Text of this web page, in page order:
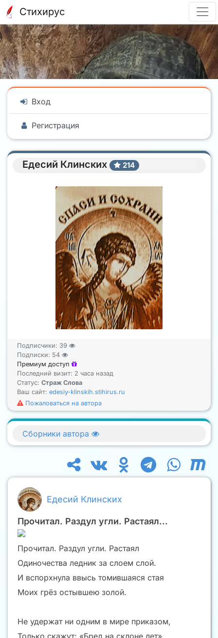
Стихирус
Вход
Регистрация
Едесий Клинских 214
Подписчики: 39
Подписки: 54
Премиум доступ
Последний визит: 2 часа назад
Статус: Страж Слова
Ваш сайт: edesiy-klinskih.stihirus.ru
Пожаловаться на автора
Едесий Клинских
Прочитал. Раздул угли. Растаял...
Прочитал. Раздул угли. Растаял
Одиночества ледник за слоем слой.
И вспорхнула ввысь томившаяся стая
Моих грёз остывшею золой.
Не удержат ни одним в мире приказом,
Только скажут: «Бред на склоне лет».
Сборники автора